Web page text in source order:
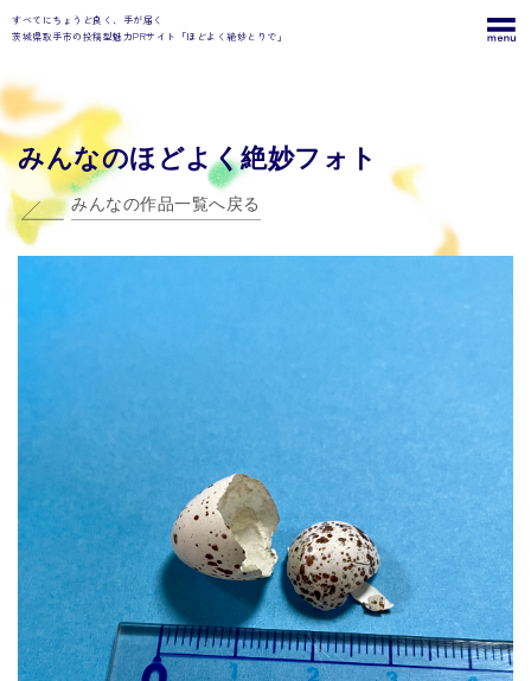
すべてにちょうど良く、手が届く
茨城県取手市の投稿型魅力PRサイト「ほどよく絶妙とりで」
みんなのほどよく絶妙フォト
みんなの作品一覧へ戻る